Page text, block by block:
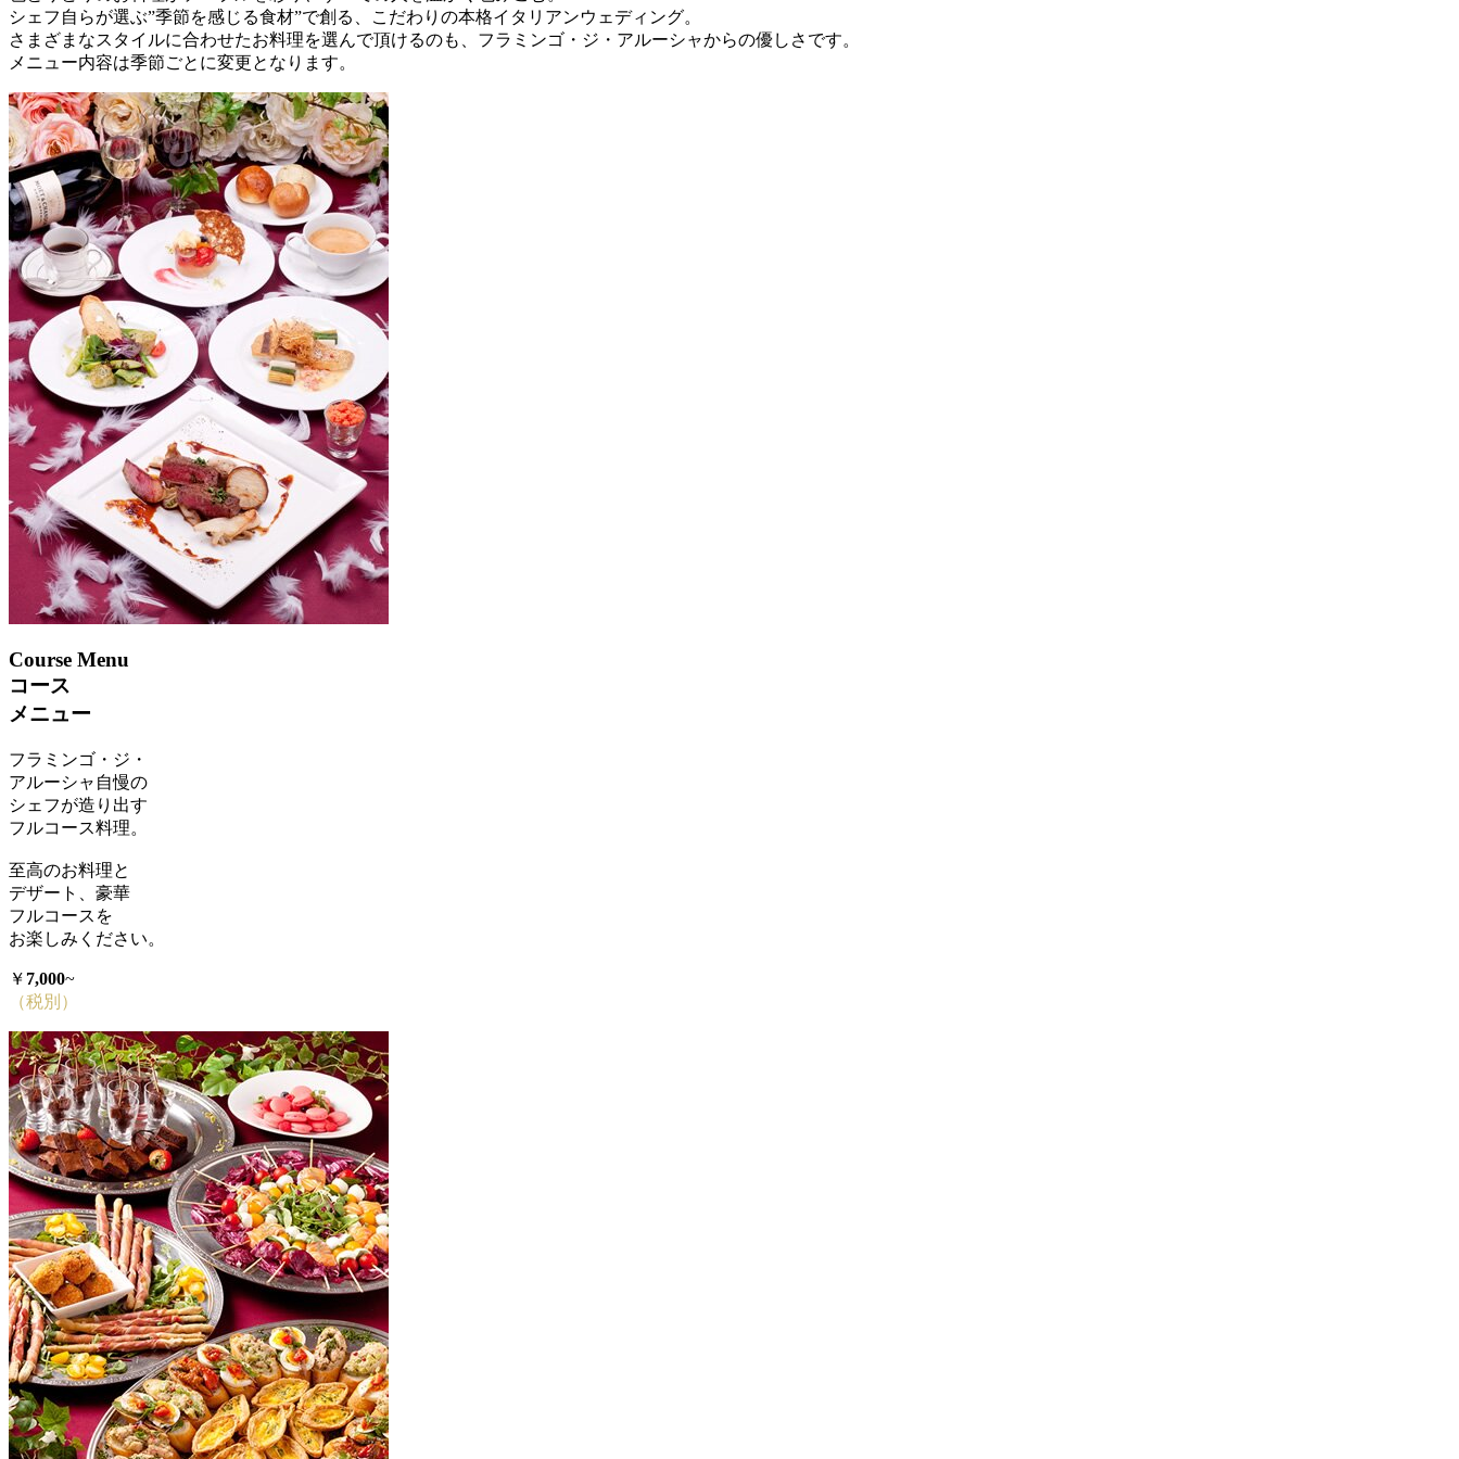
シェフ自らが選ぶ”季節を感じる食材”で創る、こだわりの本格イタリアンウェディング。
さまざまなスタイルに合わせたお料理を選んで頂けるのも、フラミンゴ・ジ・アルーシャからの優しさです。
メニュー内容は季節ごとに変更となります。
Course Menu
コース
メニュー
フラミンゴ・ジ・
アルーシャ自慢の
シェフが造り出す
フルコース料理。
至高のお料理と
デザート、豪華
フルコースを
お楽しみください。
￥ 7,000~
（税別）